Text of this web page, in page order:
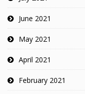
June 2021
May 2021
April 2021
February 2021